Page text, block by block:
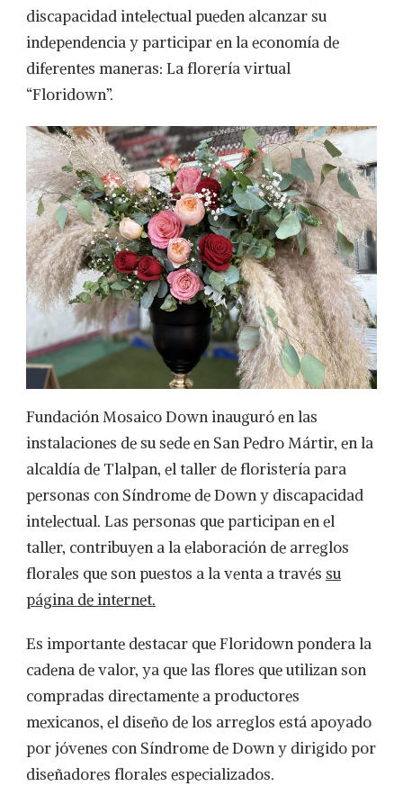
discapacidad intelectual pueden alcanzar su
independencia y participar en la economía de
diferentes maneras: La florería virtual
“Floridown”.
Fundación Mosaico Down inauguró en las
instalaciones de su sede en San Pedro Mártir, en la
alcaldía de Tlalpan, el taller de floristería para
personas con Síndrome de Down y discapacidad
intelectual. Las personas que participan en el
taller, contribuyen a la elaboración de arreglos
florales que son puestos a la venta a través su
página de internet.
Es importante destacar que Floridown pondera la
cadena de valor, ya que las flores que utilizan son
compradas directamente a productores
mexicanos, el diseño de los arreglos está apoyado
por jóvenes con Síndrome de Down y dirigido por
diseñadores florales especializados.